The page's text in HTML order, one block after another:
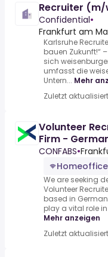
Recruiter
Confidential•
Frankfurt am
Karlsruhe
bauen Zukunft!“
sich
umfasst die
Untern... Mehr
Zuletzt
Volunteer
Firm -
CONFABS•
Homeoffice
We are seeking
Volunteer
based in
play a vital role
Mehr anzeigen
Zuletzt